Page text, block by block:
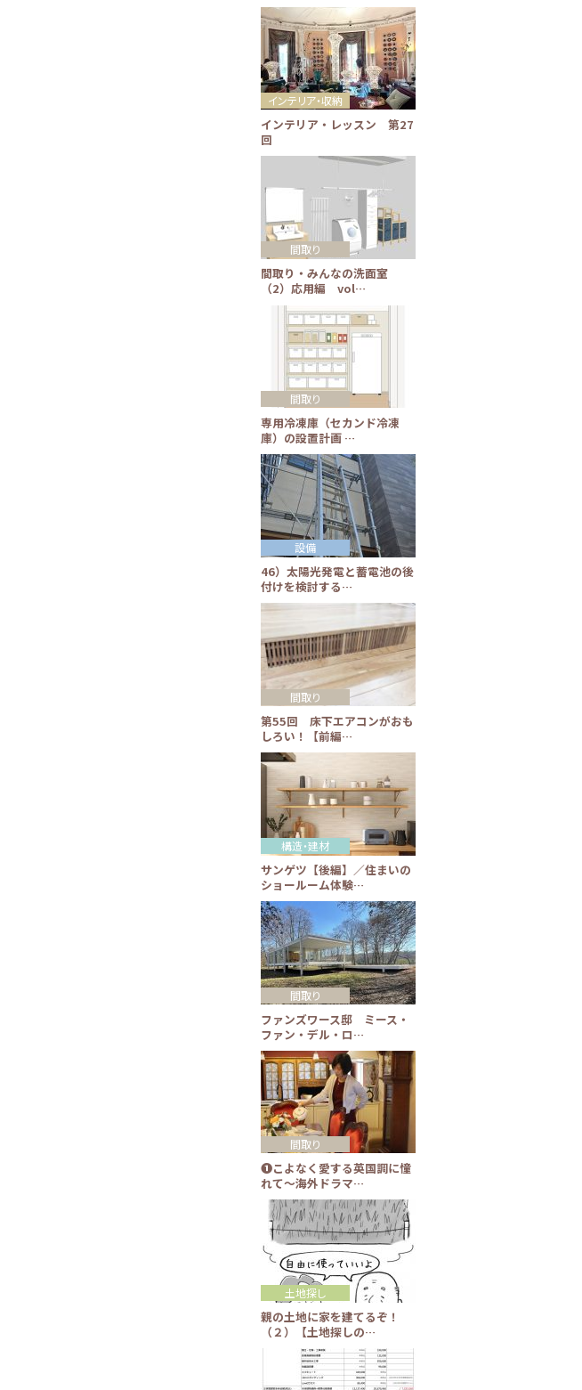
インテリア・レッスン 第27
回
インテリア・収納
間取り・みんなの洗面室
（2）応用編 vol…
間取り
専用冷凍庫（セカンド冷凍
庫）の設置計画 …
間取り
46）太陽光発電と蓄電池の後
付けを検討する…
設備
第55回 床下エアコンがおも
しろい！【前編…
間取り
サンゲツ【後編】／住まいの
ショールーム体験…
構造・建材
ファンズワース邸 ミース・
ファン・デル・ロ…
間取り
❶こよなく愛する英国調に憧
れて～海外ドラマ…
間取り
親の土地に家を建てるぞ！
（２）【土地探しの…
土地探し